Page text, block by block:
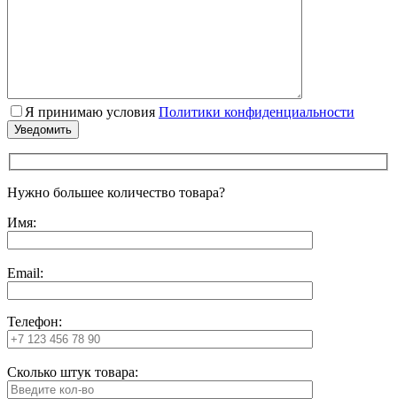
Я принимаю условия Политики конфиденциальности
Нужно большее количество товара?
Имя:
Email:
Телефон:
Сколько штук товара: